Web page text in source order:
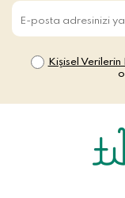
Kişisel Verilerin